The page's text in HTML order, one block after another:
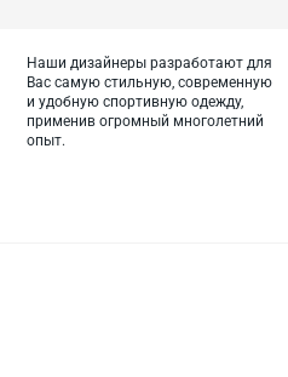
Наши дизайнеры разработают для
Вас самую стильную, современную
и удобную спортивную одежду,
применив огромный многолетний
опыт.